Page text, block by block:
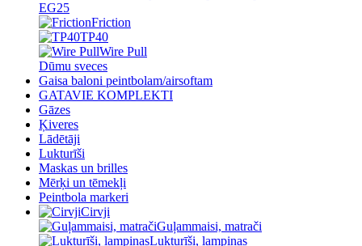
EG25
Friction
TP40
Wire Pull
Dūmu sveces
Gaisa baloni peintbolam/airsoftam
GATAVIE KOMPLEKTI
Gāzes
Ķiveres
Lādētāji
Lukturīši
Maskas un brilles
Mērķi un tēmekļi
Peintbola markeri
Cirvji
Guļammaisi, matrači
Lukturīši, lampiņas